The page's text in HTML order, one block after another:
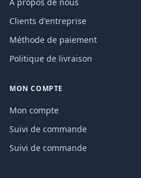
Clients d'entreprise
Méthode de paiement
Politique de livraison
MON COMPTE
Mon compte
Suivi de commande
Suivi de commande